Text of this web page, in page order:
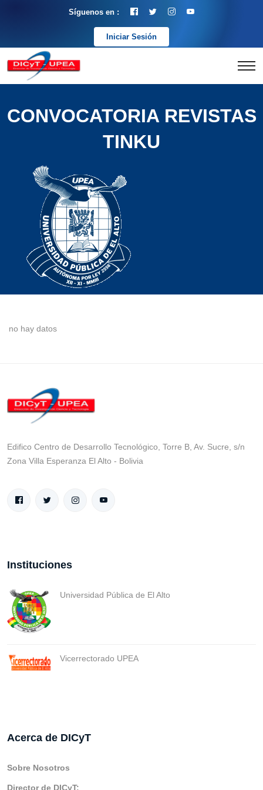
Síguenos en :
Iniciar Sesión
CONVOCATORIA REVISTAS
TINKU
no hay datos
Edifico Centro de Desarrollo Tecnológico, Torre B, Av. Sucre, s/n
Zona Villa Esperanza El Alto - Bolivia
Instituciones
Universidad Pública de El Alto
Vicerrectorado UPEA
Acerca de DICyT
Sobre Nosotros
Director de DICyT: